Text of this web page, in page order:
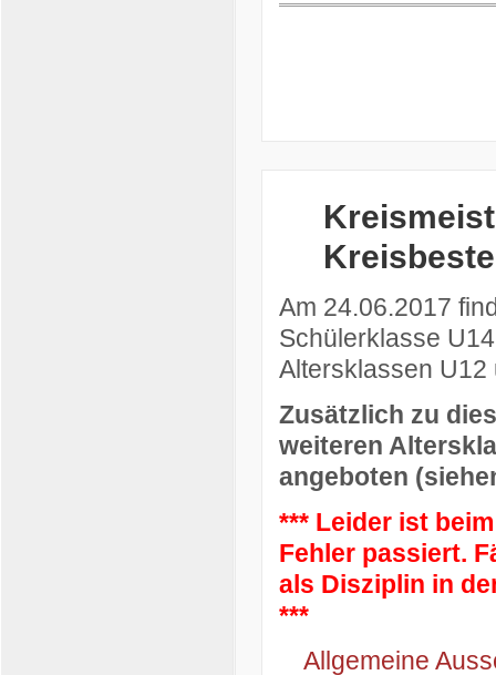
Am 24.06.2017
Schülerklasse
Altersklassen U12
Zusätzlich zu
weiteren
angeboten
*** Leider ist
Fehler passiert.
als Disziplin in
***
Allgemeine